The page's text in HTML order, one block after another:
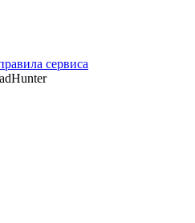
сервиса